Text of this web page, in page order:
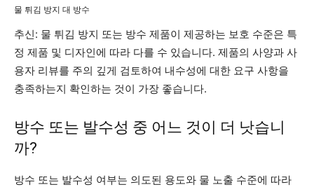
추신: 물 튀김 방지 또는 방수 제품이 제공하는 보호 수준은 특
정 제품 및 디자인에 따라 다를 수 있습니다. 제품의 사양과 사
용자 리뷰를 주의 깊게 검토하여 내수성에 대한 요구 사항을
충족하는지 확인하는 것이 가장 좋습니다.
방수 또는 발수성 중 어느 것이 더 낫습니
까?
방수 또는 발수성 여부는 의도된 용도와 물 노출 수준에 따라